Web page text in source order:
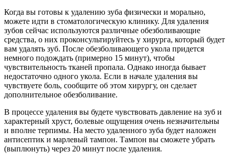
Когда вы готовы к удалению зуба физически и морально,
можете идти в стоматологическую клинику. Для удаления
зубов сейчас используются различные обезболивающие
средства, о них проконсультируйтесь у хирурга, который будет
вам удалять зуб. После обезболивающего укола придется
немного подождать (примерно 15 минут), чтобы
чувствительность тканей пропала. Однако иногда бывает
недостаточно одного укола. Если в начале удаления вы
чувствуете боль, сообщите об этом хирургу, он сделает
дополнительное обезболивание.
В процессе удаления вы будете чувствовать давление на зуб и
характерный хруст, болевые ощущения очень незначительны
и вполне терпимы. На место удаленного зуба будет наложен
антисептик и марлевый тампон. Тампон вы сможете убрать
(выплюнуть) через 20 минут после удаления.